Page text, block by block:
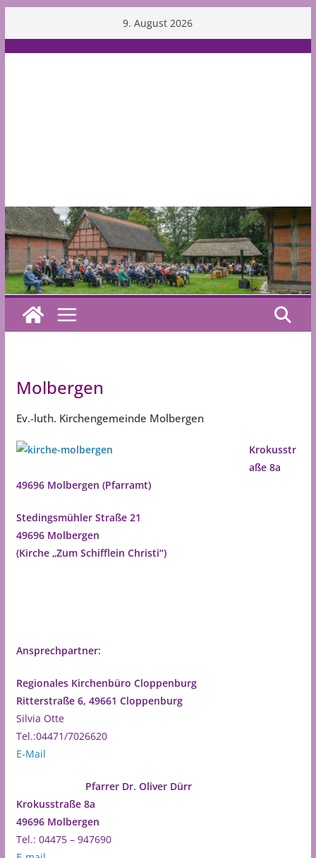
to
content
9. August 2026
Molbergen
Ev.-luth. Kirchengemeinde Molbergen
Krokusstr
aße 8a
49696 Molbergen (Pfarramt)
Stedingsmühler Straße 21
49696 Molbergen
(Kirche „Zum Schifflein Christi“)
Ansprechpartner:
Regionales Kirchenbüro Cloppenburg
Ritterstraße 6, 49661 Cloppenburg
Silvia Otte
Tel.:04471/7026620
E-Mail
Pfarrer Dr. Oliver Dürr
Krokusstraße 8a
49696 Molbergen
Tel.: 04475 – 947690